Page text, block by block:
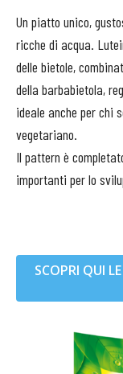
Un piatto unico,
ricche di acqua.
delle bietole,
della barbabietola,
ideale anche per chi
vegetariano.
Il pattern è
importanti per lo
SCOPRI QUI